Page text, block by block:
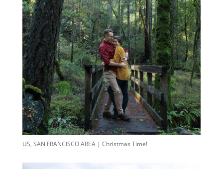
US, SAN FRANCISCO AREA | Christmas Time!